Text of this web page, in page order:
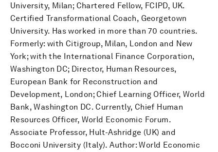
University, Milan; Chartered Fellow, FCIPD, UK.
Certified Transformational Coach, Georgetown
University. Has worked in more than 70 countries.
Formerly: with Citigroup, Milan, London and New
York; with the International Finance Corporation,
Washington DC; Director, Human Resources,
European Bank for Reconstruction and
Development, London; Chief Learning Officer, World
Bank, Washington DC. Currently, Chief Human
Resources Officer, World Economic Forum.
Associate Professor, Hult-Ashridge (UK) and
Bocconi University (Italy). Author: World Economic